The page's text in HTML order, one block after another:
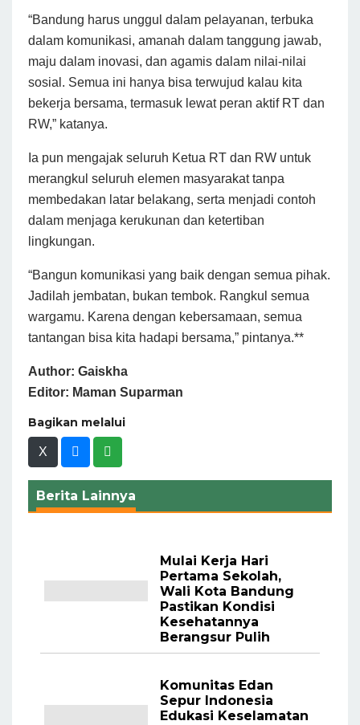
“Bandung harus unggul dalam pelayanan, terbuka
dalam komunikasi, amanah dalam tanggung jawab,
maju dalam inovasi, dan agamis dalam nilai-nilai
sosial. Semua ini hanya bisa terwujud kalau kita
bekerja bersama, termasuk lewat peran aktif RT dan
RW,” katanya.
Ia pun mengajak seluruh Ketua RT dan RW untuk
merangkul seluruh elemen masyarakat tanpa
membedakan latar belakang, serta menjadi contoh
dalam menjaga kerukunan dan ketertiban
lingkungan.
“Bangun komunikasi yang baik dengan semua pihak.
Jadilah jembatan, bukan tembok. Rangkul semua
wargamu. Karena dengan kebersamaan, semua
tantangan bisa kita hadapi bersama,” pintanya.**
Author: Gaiskha
Editor: Maman Suparman
Bagikan melalui
X
Berita Lainnya
Mulai Kerja Hari
Pertama Sekolah,
Wali Kota Bandung
Pastikan Kondisi
Kesehatannya
Berangsur Pulih
Komunitas Edan
Sepur Indonesia
Edukasi Keselamatan